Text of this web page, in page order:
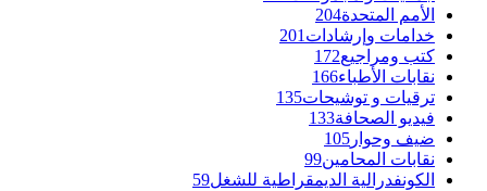
الأمم المتحدة204
خدامات وإرشادات 201
كتب ومراجيع172
نقابات الأطباء166
ترقيات و توشيحات135
فيديو الصحافة133
ضيف وحوار 105
نقابات المحامين99
الكونفدرالية الديمقراطية للشغل59